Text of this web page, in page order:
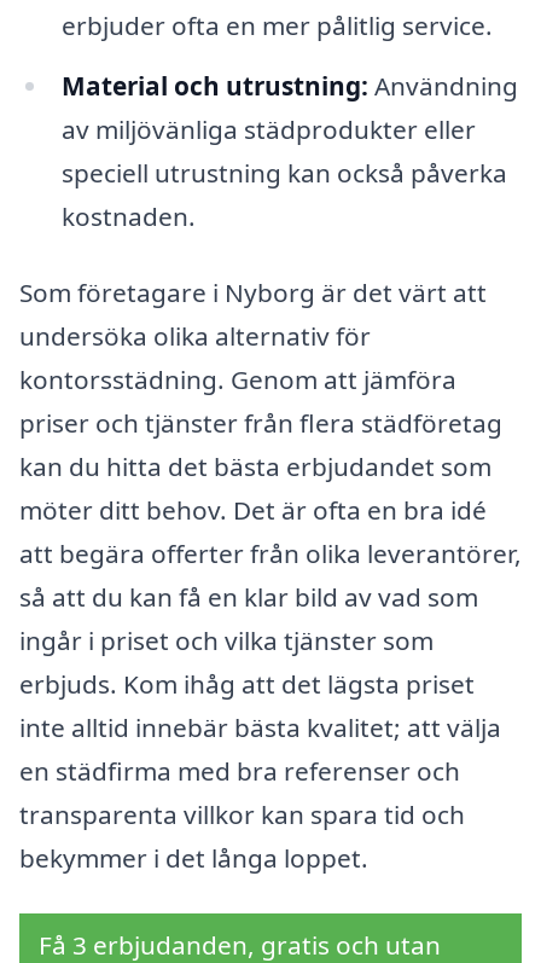
erbjuder ofta en mer pålitlig service.
Material och utrustning: Användning
av miljövänliga städprodukter eller
speciell utrustning kan också påverka
kostnaden.
Som företagare i Nyborg är det värt att
undersöka olika alternativ för
kontorsstädning. Genom att jämföra
priser och tjänster från flera städföretag
kan du hitta det bästa erbjudandet som
möter ditt behov. Det är ofta en bra idé
att begära offerter från olika leverantörer,
så att du kan få en klar bild av vad som
ingår i priset och vilka tjänster som
erbjuds. Kom ihåg att det lägsta priset
inte alltid innebär bästa kvalitet; att välja
en städfirma med bra referenser och
transparenta villkor kan spara tid och
bekymmer i det långa loppet.
Få 3 erbjudanden, gratis och utan